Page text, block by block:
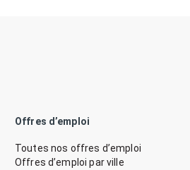
Offres d’emploi
Toutes nos offres d’emploi
Offres d’emploi par ville